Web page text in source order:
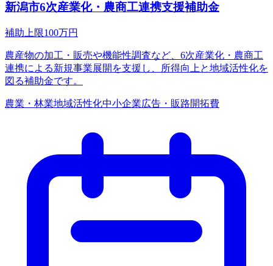
新潟市6次産業化・農商工連携支援補助金
補助上限100万円
農産物の加工・販売や機能性調査など、6次産業化・農商工
連携による新規事業展開を支援し、所得向上と地域活性化を
図る補助金です。
農業・林業地域活性化中小企業広告・販路開拓費